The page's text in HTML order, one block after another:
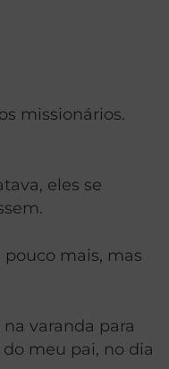
missionários.
eles se
mais, mas
varanda para
meu pai, no dia